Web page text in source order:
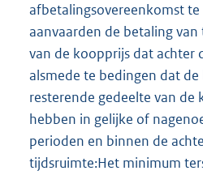
afbetalingsovereenkomst
aanvaarden de betaling
van de koopprijs dat achter
alsmede te bedingen dat
resterende gedeelte van de
hebben in gelijke of
perioden en binnen de
tijdsruimte:Het minimum